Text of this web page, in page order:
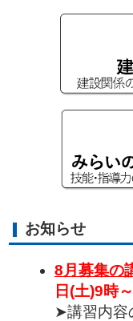
お知らせ
8月募集の
日(土)9時
➤講習内容